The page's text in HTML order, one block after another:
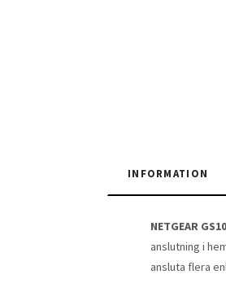
INFORMATION
NETGEAR
anslutning i
ansluta flera